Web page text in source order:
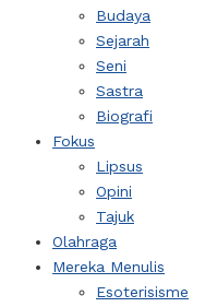
Budaya
Sejarah
Seni
Sastra
Biografi
Fokus
Lipsus
Opini
Tajuk
Olahraga
Mereka Menulis
Esoterisisme